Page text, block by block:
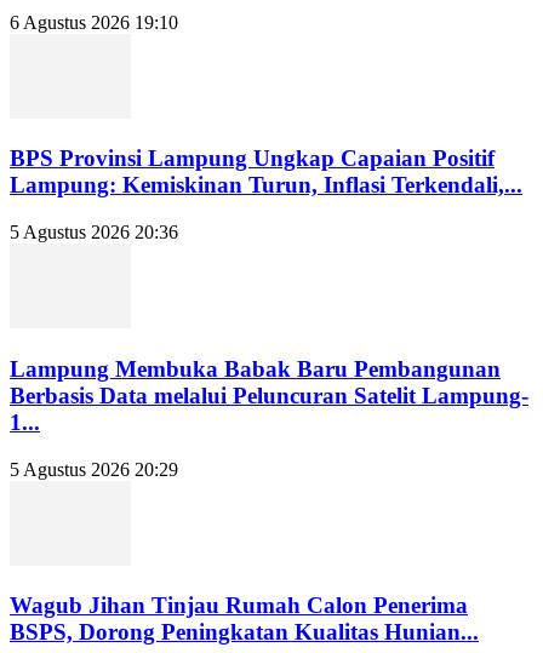
6 Agustus 2026 19:10
BPS Provinsi Lampung Ungkap Capaian Positif
Lampung: Kemiskinan Turun, Inflasi Terkendali,...
5 Agustus 2026 20:36
Lampung Membuka Babak Baru Pembangunan
Berbasis Data melalui Peluncuran Satelit Lampung-
1...
5 Agustus 2026 20:29
Wagub Jihan Tinjau Rumah Calon Penerima
BSPS, Dorong Peningkatan Kualitas Hunian...